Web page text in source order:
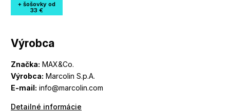
Výrobca
Značka: MAX&Co.
Výrobca: Marcolin S.p.A.
E-mail: info@marcolin.com
Detailné informácie
+ šošovky od
33 €